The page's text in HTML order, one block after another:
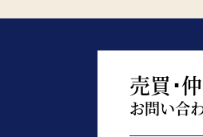
売買･
お問い合